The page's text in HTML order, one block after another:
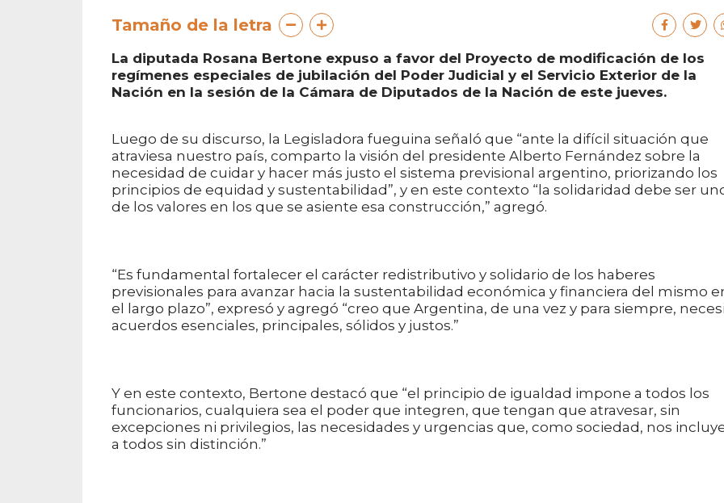
Tamaño de la letra
La diputada Rosana Bertone expuso a favor del Proyecto de modificación de los
regímenes especiales de jubilación del Poder Judicial y el Servicio Exterior de la
Nación en la sesión de la Cámara de Diputados de la Nación de este jueves.
Luego de su discurso, la Legisladora fueguina señaló que “ante la difícil situación que
atraviesa nuestro país, comparto la visión del presidente Alberto Fernández sobre la
necesidad de cuidar y hacer más justo el sistema previsional argentino, priorizando los
principios de equidad y sustentabilidad”, y en este contexto “la solidaridad debe ser
de los valores en los que se asiente esa construcción,” agregó.
“Es fundamental fortalecer el carácter redistributivo y solidario de los haberes
previsionales para avanzar hacia la sustentabilidad económica y financiera del mismo
el largo plazo”, expresó y agregó “creo que Argentina, de una vez y para siempre,
acuerdos esenciales, principales, sólidos y justos.”
Y en este contexto, Bertone destacó que “el principio de igualdad impone a todos los
funcionarios, cualquiera sea el poder que integren, que tengan que atravesar, sin
excepciones ni privilegios, las necesidades y urgencias que, como sociedad, nos
a todos sin distinción.”